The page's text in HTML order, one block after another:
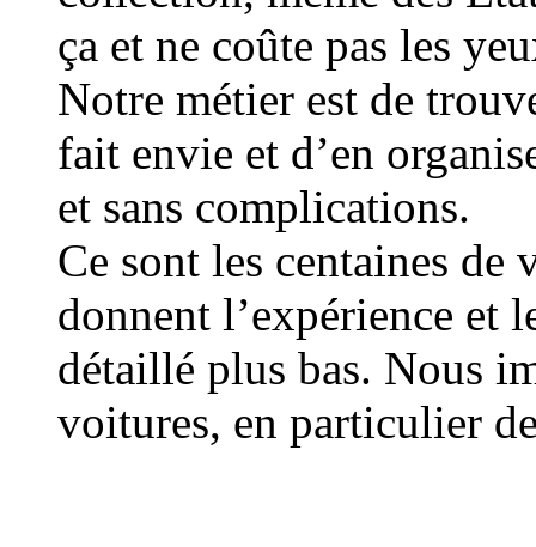
ça et ne coûte pas les
Notre métier est de
fait envie et d’en
et sans complications.
Ce sont les centaines
donnent l’expérience et
détaillé plus bas. Nous
voitures, en particulier